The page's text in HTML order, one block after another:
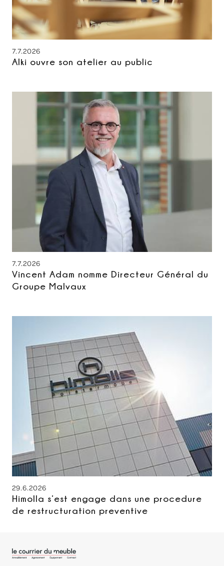
7.7.2026
Alki ouvre son atelier au public
7.7.2026
Vincent Adam nomme Directeur Général du
Groupe Malvaux
29.6.2026
Himolla s’est engage dans une procedure
de restructuration preventive